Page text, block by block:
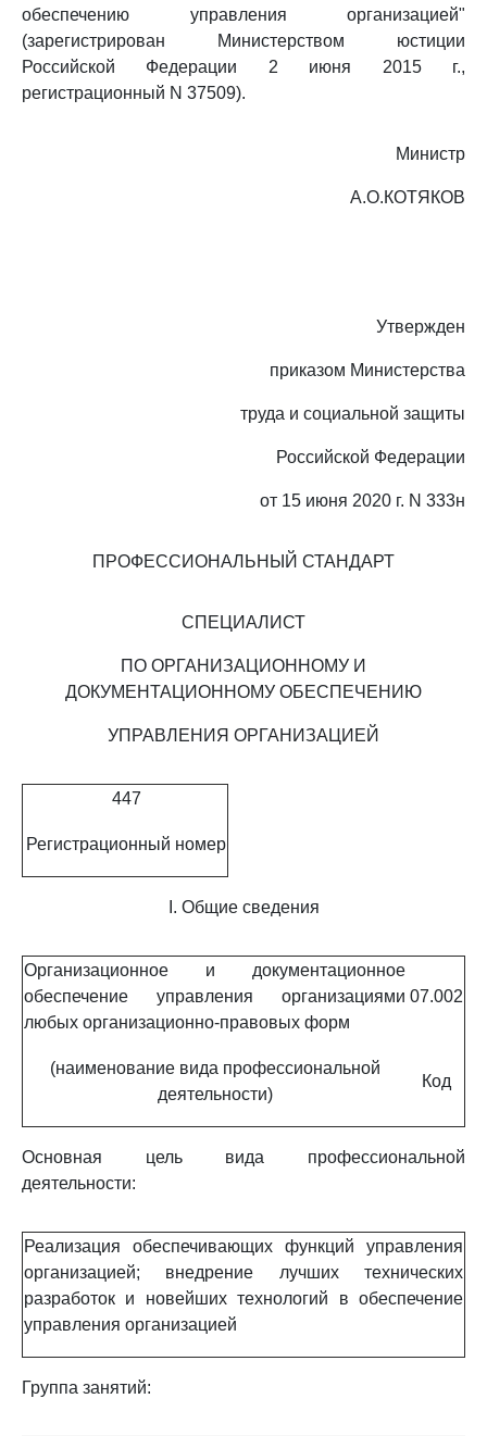
обеспечению управления организацией"
(зарегистрирован Министерством юстиции
Российской Федерации 2 июня 2015 г.,
регистрационный N 37509).
Министр
А.О.КОТЯКОВ
Утвержден
приказом Министерства
труда и социальной защиты
Российской Федерации
от 15 июня 2020 г. N 333н
ПРОФЕССИОНАЛЬНЫЙ СТАНДАРТ
СПЕЦИАЛИСТ
ПО ОРГАНИЗАЦИОННОМУ И
ДОКУМЕНТАЦИОННОМУ ОБЕСПЕЧЕНИЮ
УПРАВЛЕНИЯ ОРГАНИЗАЦИЕЙ
447
Регистрационный номер
I. Общие сведения
Организационное и документационное
обеспечение управления организациями
любых организационно-правовых форм
07.002
(наименование вида профессиональной
деятельности)
Код
Основная цель вида профессиональной
деятельности:
Реализация обеспечивающих функций управления
организацией; внедрение лучших технических
разработок и новейших технологий в обеспечение
управления организацией
Группа занятий: